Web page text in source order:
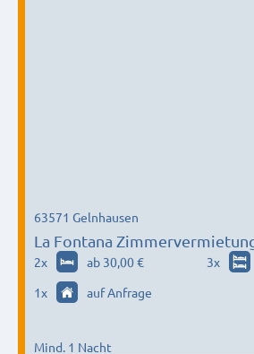
La Fontana
gelegen
63571 Gelnhausen
2x ab 30,00 € 3x
1x auf Anfrage
Mind. 1 Nacht